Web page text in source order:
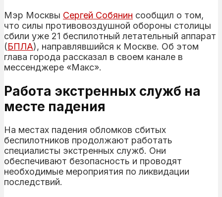
Мэр Москвы Сергей Собянин сообщил о том,
что силы противовоздушной обороны столицы
сбили уже 21 беспилотный летательный аппарат
(БПЛА), направлявшийся к Москве. Об этом
глава города рассказал в своем канале в
мессенджере «Макс».
Работа экстренных служб на
месте падения
На местах падения обломков сбитых
беспилотников продолжают работать
специалисты экстренных служб. Они
обеспечивают безопасность и проводят
необходимые мероприятия по ликвидации
последствий.